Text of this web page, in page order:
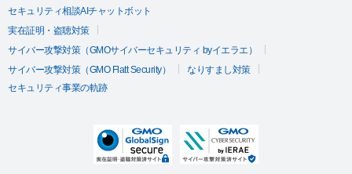
セキュリティ相談AIチャットボット
実在証明・盗聴対策
サイバー攻撃対策（GMOサイバーセキュリティ byイエラエ）
サイバー攻撃対策（GMO Flatt Security）
なりすまし対策
セキュリティ事業の軌跡